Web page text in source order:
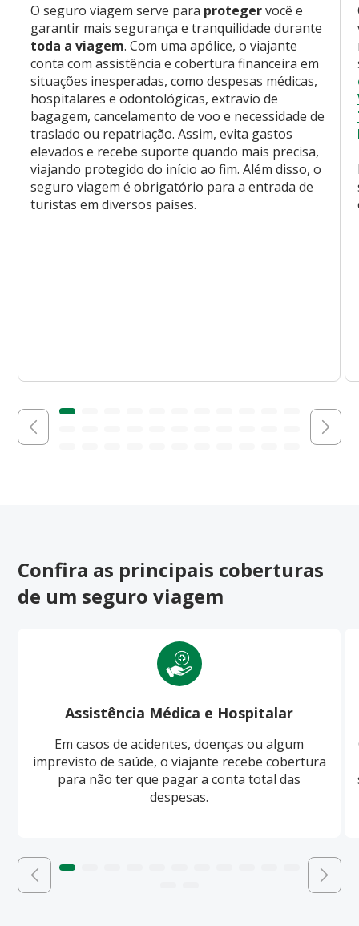
O seguro viagem serve para protegervocê e
garantir mais segurança e tranquilidade durante
toda a viagem. Com uma apólice, o viajante
conta com assistência e cobertura financeira em
situações inesperadas, como despesas médicas,
hospitalares e odontológicas, extravio de
bagagem, cancelamento de voo e necessidade de
traslado ou repatriação. Assim, evita gastos
elevados e recebe suporte quando mais precisa,
viajando protegido do início ao fim. Além disso, o
seguro viagem é obrigatório para a entrada de
turistas em diversos países.
Confira as principais coberturas
de um seguro viagem
Assistência Médica e Hospitalar
Em casos de acidentes, doenças ou algum
imprevisto de saúde, o viajante recebe cobertura
para não ter que pagar a conta total das
despesas.